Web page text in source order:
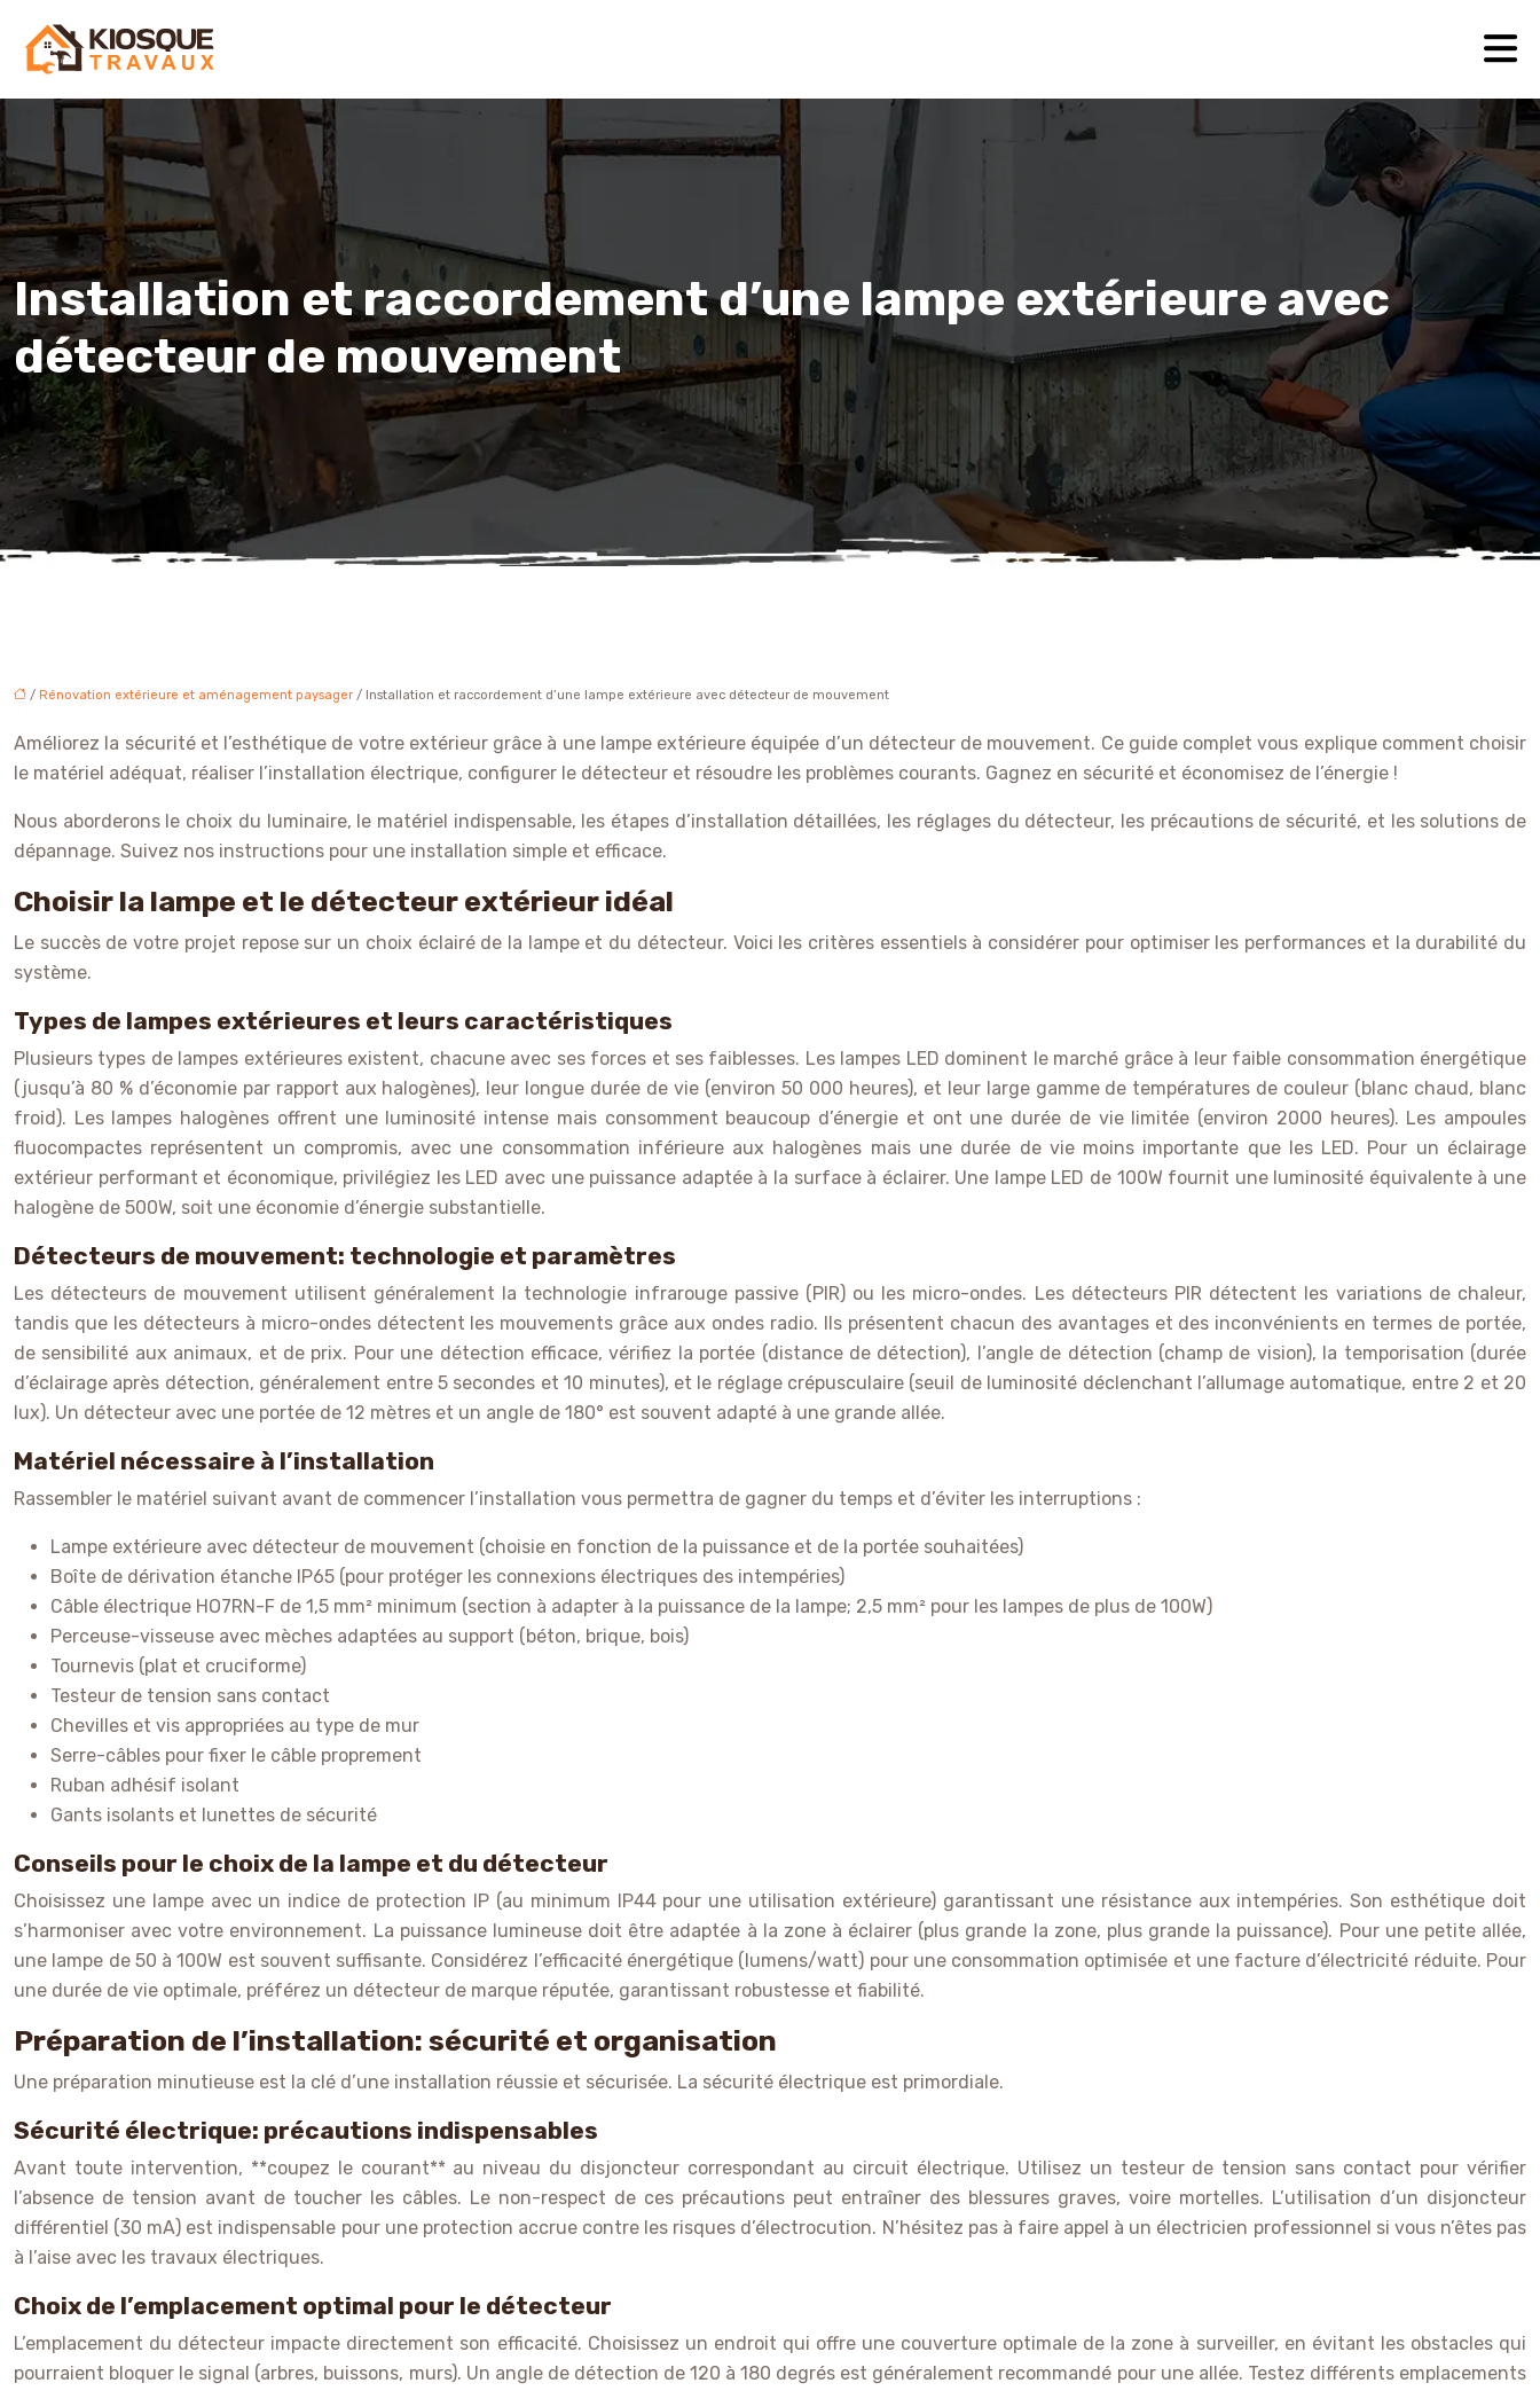
Installation et raccordement d’une lampe extérieure avec
détecteur de mouvement
/ Rénovation extérieure et aménagement paysager / Installation et raccordement d’une lampe extérieure avec détecteur de mouvement
Améliorez la sécurité et l’esthétique de votre extérieur grâce à une lampe extérieure équipée d’un détecteur de mouvement. Ce guide complet vous explique comment choisir
le matériel adéquat, réaliser l’installation électrique, configurer le détecteur et résoudre les problèmes courants. Gagnez en sécurité et économisez de l’énergie !
Nous aborderons le choix du luminaire, le matériel indispensable, les étapes d’installation détaillées, les réglages du détecteur, les précautions de sécurité, et les solutions de
dépannage. Suivez nos instructions pour une installation simple et efficace.
Choisir la lampe et le détecteur extérieur idéal
Le succès de votre projet repose sur un choix éclairé de la lampe et du détecteur. Voici les critères essentiels à considérer pour optimiser les performances et la durabilité du
système.
Types de lampes extérieures et leurs caractéristiques
Plusieurs types de lampes extérieures existent, chacune avec ses forces et ses faiblesses. Les lampes LED dominent le marché grâce à leur faible consommation énergétique
(jusqu’à 80 % d’économie par rapport aux halogènes), leur longue durée de vie (environ 50 000 heures), et leur large gamme de températures de couleur (blanc chaud, blanc
froid). Les lampes halogènes offrent une luminosité intense mais consomment beaucoup d’énergie et ont une durée de vie limitée (environ 2000 heures). Les ampoules
fluocompactes représentent un compromis, avec une consommation inférieure aux halogènes mais une durée de vie moins importante que les LED. Pour un éclairage
extérieur performant et économique, privilégiez les LED avec une puissance adaptée à la surface à éclairer. Une lampe LED de 100W fournit une luminosité équivalente à une
halogène de 500W, soit une économie d’énergie substantielle.
Détecteurs de mouvement: technologie et paramètres
Les détecteurs de mouvement utilisent généralement la technologie infrarouge passive (PIR) ou les micro-ondes. Les détecteurs PIR détectent les variations de chaleur,
tandis que les détecteurs à micro-ondes détectent les mouvements grâce aux ondes radio. Ils présentent chacun des avantages et des inconvénients en termes de portée,
de sensibilité aux animaux, et de prix. Pour une détection efficace, vérifiez la portée (distance de détection), l’angle de détection (champ de vision), la temporisation (durée
d’éclairage après détection, généralement entre 5 secondes et 10 minutes), et le réglage crépusculaire (seuil de luminosité déclenchant l’allumage automatique, entre 2 et 20
lux). Un détecteur avec une portée de 12 mètres et un angle de 180° est souvent adapté à une grande allée.
Matériel nécessaire à l’installation
Rassembler le matériel suivant avant de commencer l’installation vous permettra de gagner du temps et d’éviter les interruptions :
Lampe extérieure avec détecteur de mouvement (choisie en fonction de la puissance et de la portée souhaitées)
Boîte de dérivation étanche IP65 (pour protéger les connexions électriques des intempéries)
Câble électrique HO7RN-F de 1,5 mm² minimum (section à adapter à la puissance de la lampe; 2,5 mm² pour les lampes de plus de 100W)
Perceuse-visseuse avec mèches adaptées au support (béton, brique, bois)
Tournevis (plat et cruciforme)
Testeur de tension sans contact
Chevilles et vis appropriées au type de mur
Serre-câbles pour fixer le câble proprement
Ruban adhésif isolant
Gants isolants et lunettes de sécurité
Conseils pour le choix de la lampe et du détecteur
Choisissez une lampe avec un indice de protection IP (au minimum IP44 pour une utilisation extérieure) garantissant une résistance aux intempéries. Son esthétique doit
s’harmoniser avec votre environnement. La puissance lumineuse doit être adaptée à la zone à éclairer (plus grande la zone, plus grande la puissance). Pour une petite allée,
une lampe de 50 à 100W est souvent suffisante. Considérez l’efficacité énergétique (lumens/watt) pour une consommation optimisée et une facture d’électricité réduite. Pour
une durée de vie optimale, préférez un détecteur de marque réputée, garantissant robustesse et fiabilité.
Préparation de l’installation: sécurité et organisation
Une préparation minutieuse est la clé d’une installation réussie et sécurisée. La sécurité électrique est primordiale.
Sécurité électrique: précautions indispensables
Avant toute intervention, **coupez le courant** au niveau du disjoncteur correspondant au circuit électrique. Utilisez un testeur de tension sans contact pour vérifier
l’absence de tension avant de toucher les câbles. Le non-respect de ces précautions peut entraîner des blessures graves, voire mortelles. L’utilisation d’un disjoncteur
différentiel (30 mA) est indispensable pour une protection accrue contre les risques d’électrocution. N’hésitez pas à faire appel à un électricien professionnel si vous n’êtes pas
à l’aise avec les travaux électriques.
Choix de l’emplacement optimal pour le détecteur
L’emplacement du détecteur impacte directement son efficacité. Choisissez un endroit qui offre une couverture optimale de la zone à surveiller, en évitant les obstacles qui
pourraient bloquer le signal (arbres, buissons, murs). Un angle de détection de 120 à 180 degrés est généralement recommandé pour une allée. Testez différents emplacements